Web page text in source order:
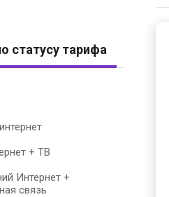
статусу тарифа
+ ТВ
Интернет +
связь